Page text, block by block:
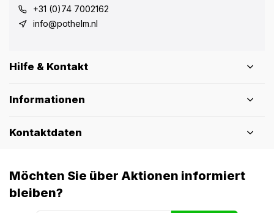
+31 (0)74 7002162
info@pothelm.nl
Hilfe & Kontakt
Informationen
Kontaktdaten
Möchten Sie über Aktionen informiert
bleiben?